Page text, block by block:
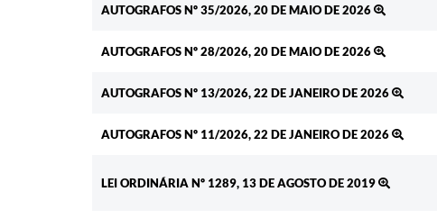
AUTOGRAFOS Nº 35/2026, 20 DE MAIO DE 2026
AUTOGRAFOS Nº 28/2026, 20 DE MAIO DE 2026
AUTOGRAFOS Nº 13/2026, 22 DE JANEIRO DE 2026
AUTOGRAFOS Nº 11/2026, 22 DE JANEIRO DE 2026
LEI ORDINÁRIA Nº 1289, 13 DE AGOSTO DE 2019